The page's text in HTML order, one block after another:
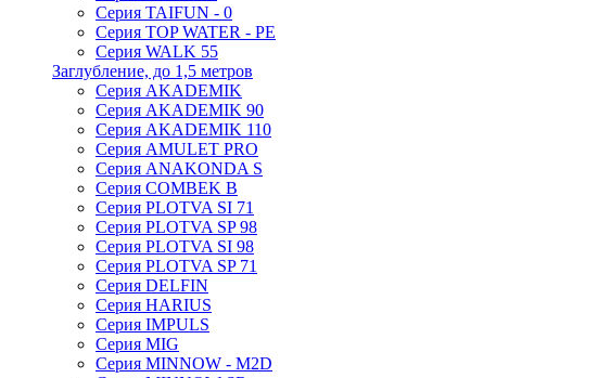
Серия TAIFUN - 0
Серия TOP WATER - PE
Серия WALK 55
Заглубление, до 1,5 метров
Серия AKADEMIK
Серия AKADEMIK 90
Серия AKADEMIK 110
Серия AMULET PRO
Серия ANAKONDA S
Серия COMBEK B
Серия PLOTVA SI 71
Серия PLOTVA SP 98
Серия PLOTVA SI 98
Серия PLOTVA SP 71
Серия DELFIN
Серия HARIUS
Серия IMPULS
Серия MIG
Серия MINNOW - M2D